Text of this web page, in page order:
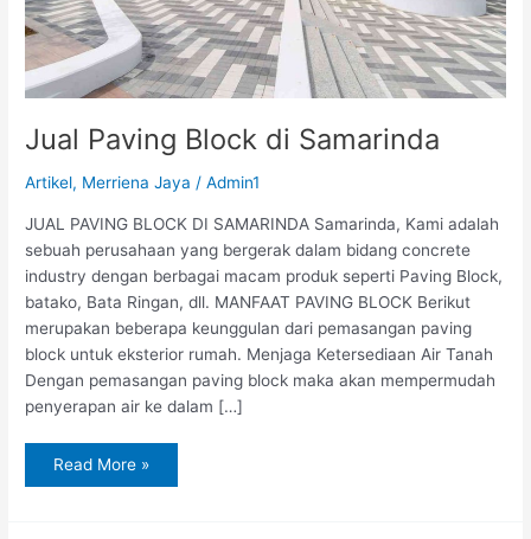
Jual Paving Block di Samarinda
Artikel, Merriena Jaya /Admin1
JUAL PAVING BLOCK DI SAMARINDA Samarinda, Kami adalah
sebuah perusahaan yang bergerak dalam bidang concrete
industry dengan berbagai macam produk seperti Paving Block,
batako, Bata Ringan, dll. MANFAAT PAVING BLOCK Berikut
merupakan beberapa keunggulan dari pemasangan paving
block untuk eksterior rumah. Menjaga Ketersediaan Air Tanah
Dengan pemasangan paving block maka akan mempermudah
penyerapan air ke dalam […]
Read More »